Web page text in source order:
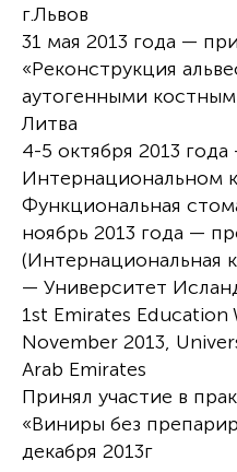
г.Львов
31 мая 2013 года —
«Реконструкция
аутогенными
Литва
4-5 октября 2013
Интернациональном
Функциональная
ноябрь 2013 года —
(Интернациональная
— Университет
1st Emirates Education
November 2013,
Arab Emirates
Принял участие в
«Виниры без
декабря 2013г